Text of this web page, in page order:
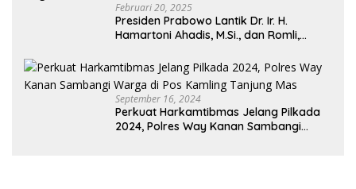
Februari 20, 2025
Presiden Prabowo Lantik Dr. Ir. H.
Hamartoni Ahadis, M.Si., dan Romli,
Bupati Lampung Utara Terpilih Periode
2025-2030 Di Istana Negara
September 16, 2024
Perkuat Harkamtibmas Jelang Pilkada
2024, Polres Way Kanan Sambangi